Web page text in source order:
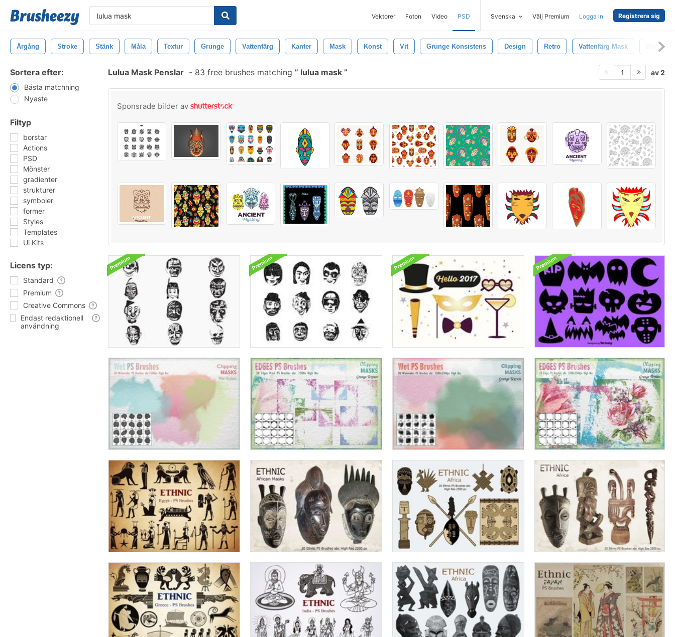
Vektorer Foton Video PSD Svenska Välj Premium Logga in Registrera sig
Årgång Stroke Stänk Måla Textur Grunge Vattenfärg Kanter Mask Konst Vit Grunge Konsistens Design Retro Vattenfärg Mask Borsta
Sortera efter:
Bästa matchning
Nyaste
Filtyp
borstar
Actions
PSD
Mönster
gradienter
strukturer
symboler
former
Styles
Templates
Ui Kits
Licens typ:
Standard
Premium
Creative Commons
Endast redaktionell
användning
Lulua Mask Penslar - 83 free brushes matching lulua mask 1 av 2
Sponsrade bilder av